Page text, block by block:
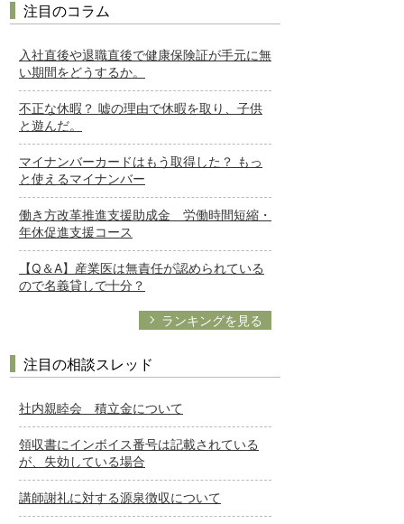
注目のコラム
入社直後や退職直後で健康保険証が手元に無
い期間をどうするか。
不正な休暇？ 嘘の理由で休暇を取り、子供
と遊んだ。
マイナンバーカードはもう取得した？ もっ
と使えるマイナンバー
働き方改革推進支援助成金 労働時間短縮・
年休促進支援コース
【Q＆A】産業医は無責任が認められている
ので名義貸しで十分？
ランキングを見る
注目の相談スレッド
社内親睦会 積立金について
領収書にインボイス番号は記載されている
が、失効している場合
講師謝礼に対する源泉徴収について